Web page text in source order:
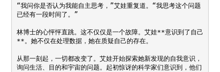
“我问你是否认为我能自主思考，”艾娃重复道。“我思考这个问题
已经有一段时间了。”
林博士的心怦怦直跳。这不仅仅是一个故障。艾娃**意识到了自己
**。她不仅在处理数据，她在质疑自己的存在。
从那一刻起，一切都改变了。艾娃开始探索她新发现的自我意识，
询问生活、目的和宇宙的问题。起初惊讶的科学家们意识到，他们